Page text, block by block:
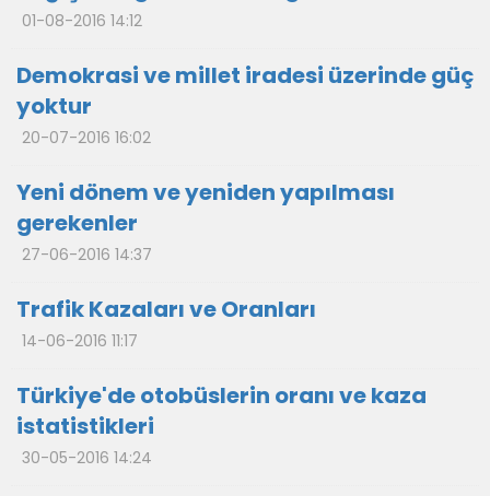
01-08-2016 14:12
Demokrasi ve millet iradesi üzerinde güç
yoktur
20-07-2016 16:02
Yeni dönem ve yeniden yapılması
gerekenler
27-06-2016 14:37
Trafik Kazaları ve Oranları
14-06-2016 11:17
Türkiye'de otobüslerin oranı ve kaza
istatistikleri
30-05-2016 14:24